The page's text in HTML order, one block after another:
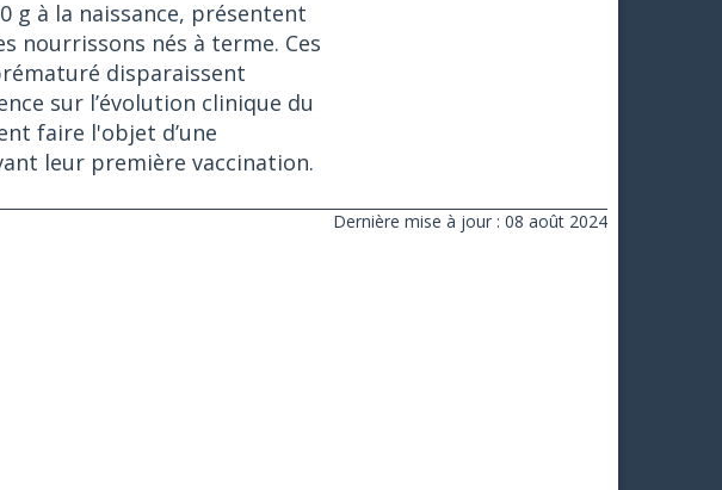
g à la naissance, présentent
nourrissons nés à terme. Ces
disparaissent
sur l’évolution clinique du
faire l'objet d’une
leur première vaccination.
Dernière mise à jour : 08 août 2024